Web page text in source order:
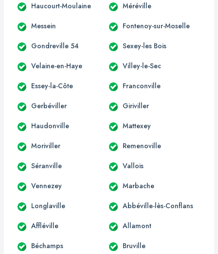
Haucourt-Moulaine Méréville
Messein Fontenoy-sur-Moselle
Gondreville 54 Sexey-les Bois
Velaine-en-Haye Villey-le-Sec
Essey-la-Côte Franconville
Gerbéviller Giriviller
Haudonville Mattexey
Moriviller Remenoville
Séranville Vallois
Vennezey Marbache
Longlaville Abbéville-lès-Conflans
Affléville Allamont
Béchamps Bruville